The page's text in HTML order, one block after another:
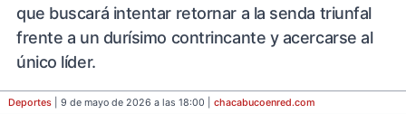
que buscará intentar retornar a la senda triunfal
frente a un durísimo contrincante y acercarse al
único líder.
Deportes | 9 de mayo de 2026 a las 18:00 | chacabucoenred.com